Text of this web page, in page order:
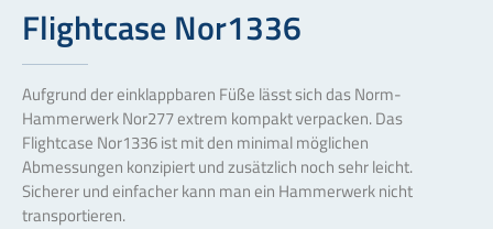
Flightcase Nor1336
Aufgrund der einklappbaren Füße lässt sich das Norm-
Hammerwerk Nor277 extrem kompakt verpacken. Das
Flightcase Nor1336 ist mit den minimal möglichen
Abmessungen konzipiert und zusätzlich noch sehr leicht.
Sicherer und einfacher kann man ein Hammerwerk nicht
transportieren.